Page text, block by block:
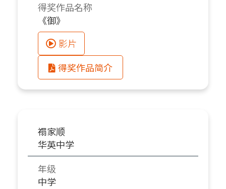
得奖作品名称
《御》
影片
得奖作品简介
禤家顺
华英中学
年级
中学